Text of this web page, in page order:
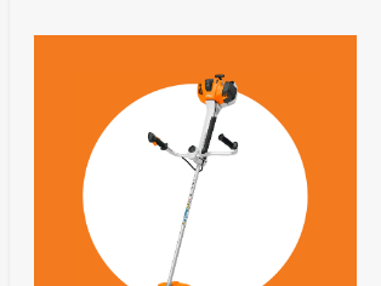
В НАЯВНОСТІ
24 грн.